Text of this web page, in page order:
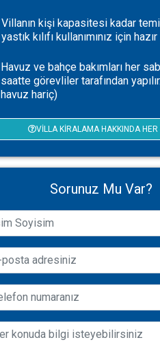
Villanın kişi kapasitesi kadar
yastık kılıfı kullanımınız için
Havuz ve bahçe bakımları her
saatte görevliler tarafından
havuz hariç)
VILLA KIRALAMA HAKKINDA HER
Sorunuz Mu Var?